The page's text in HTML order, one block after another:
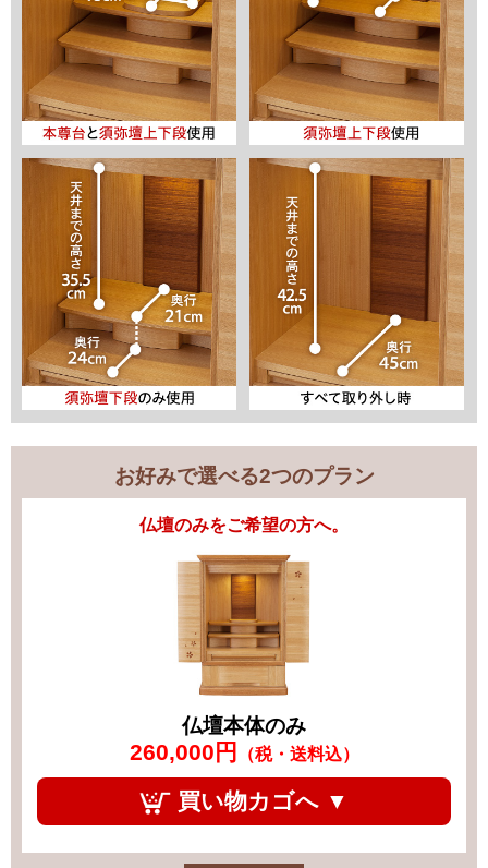
お好みで選べる2つのプラン
仏壇のみをご希望の方へ。
仏壇本体のみ
260,000円 （税・送料込）
買い物カゴへ ▼